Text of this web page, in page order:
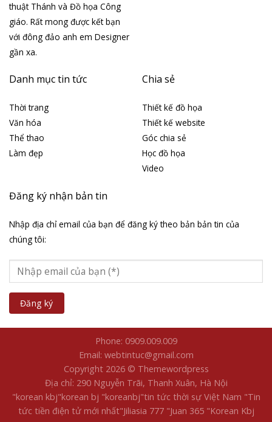
thuật Thánh và Đồ họa Công
giáo. Rất mong được kết bạn
với đông đảo anh em Designer
gần xa.
Danh mục tin tức
Thời trang
Văn hóa
Thể thao
Làm đẹp
Chia sẻ
Thiết kế đồ họa
Thiết kế website
Góc chia sẻ
Học đồ họa
Video
Đăng ký nhận bản tin
Nhập địa chỉ email của bạn để đăng ký theo bản bản tin của
chúng tôi:
Phone: 0909.009.009
Email: webtintuc@gmail.com
Copyright 2026 © Themewordpress
Địa chỉ: 290 Nguyễn Trãi, Thanh Xuân, Hà Nội
"korean kbj​"korean bj "koreanbj​"tin tức thời sự Việt Nam "Tin
tức tiền điện tử mới nhất​"Jiliasia 777 "Juan 365 "Korean Kbj